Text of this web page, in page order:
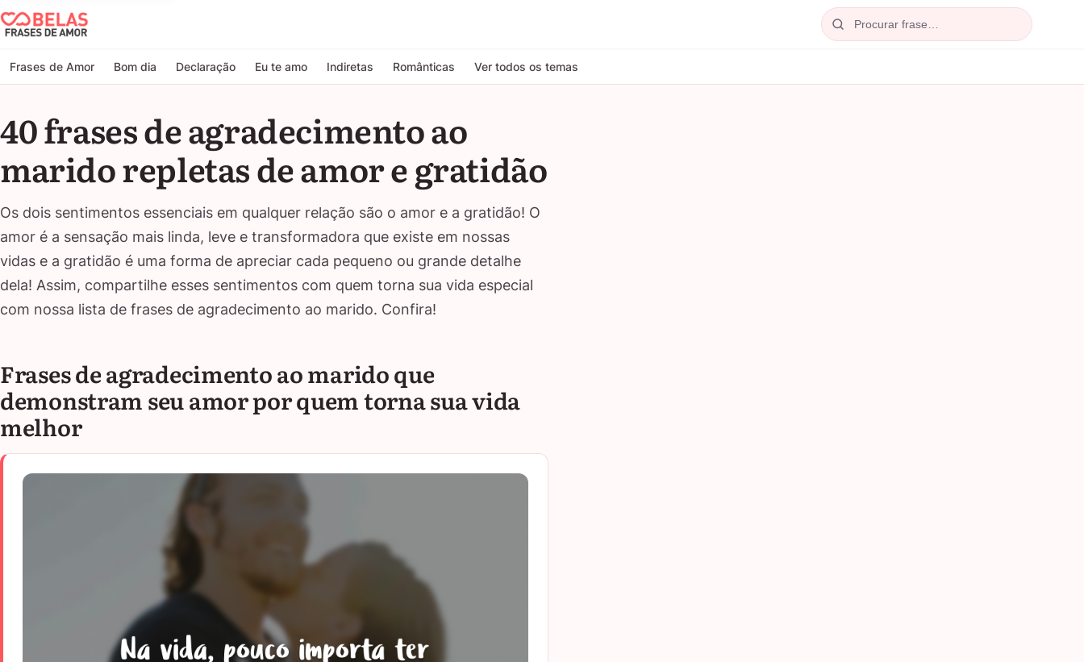
Belas Frases de Amor
Frases de Amor Bom dia Declaração Eu te amo Indiretas Românticas Ver todos os temas
40 frases de agradecimento ao
marido repletas de amor e gratidão
Os dois sentimentos essenciais em qualquer relação são o amor e a gratidão! O
amor é a sensação mais linda, leve e transformadora que existe em nossas
vidas e a gratidão é uma forma de apreciar cada pequeno ou grande detalhe
dela! Assim, compartilhe esses sentimentos com quem torna sua vida especial
com nossa lista de frases de agradecimento ao marido. Confira!
Frases de agradecimento ao marido que
demonstram seu amor por quem torna sua vida
melhor